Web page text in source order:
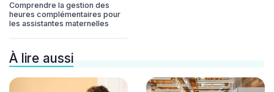
Comprendre la gestion des
heures complémentaires pour
les assistantes maternelles
À lire aussi